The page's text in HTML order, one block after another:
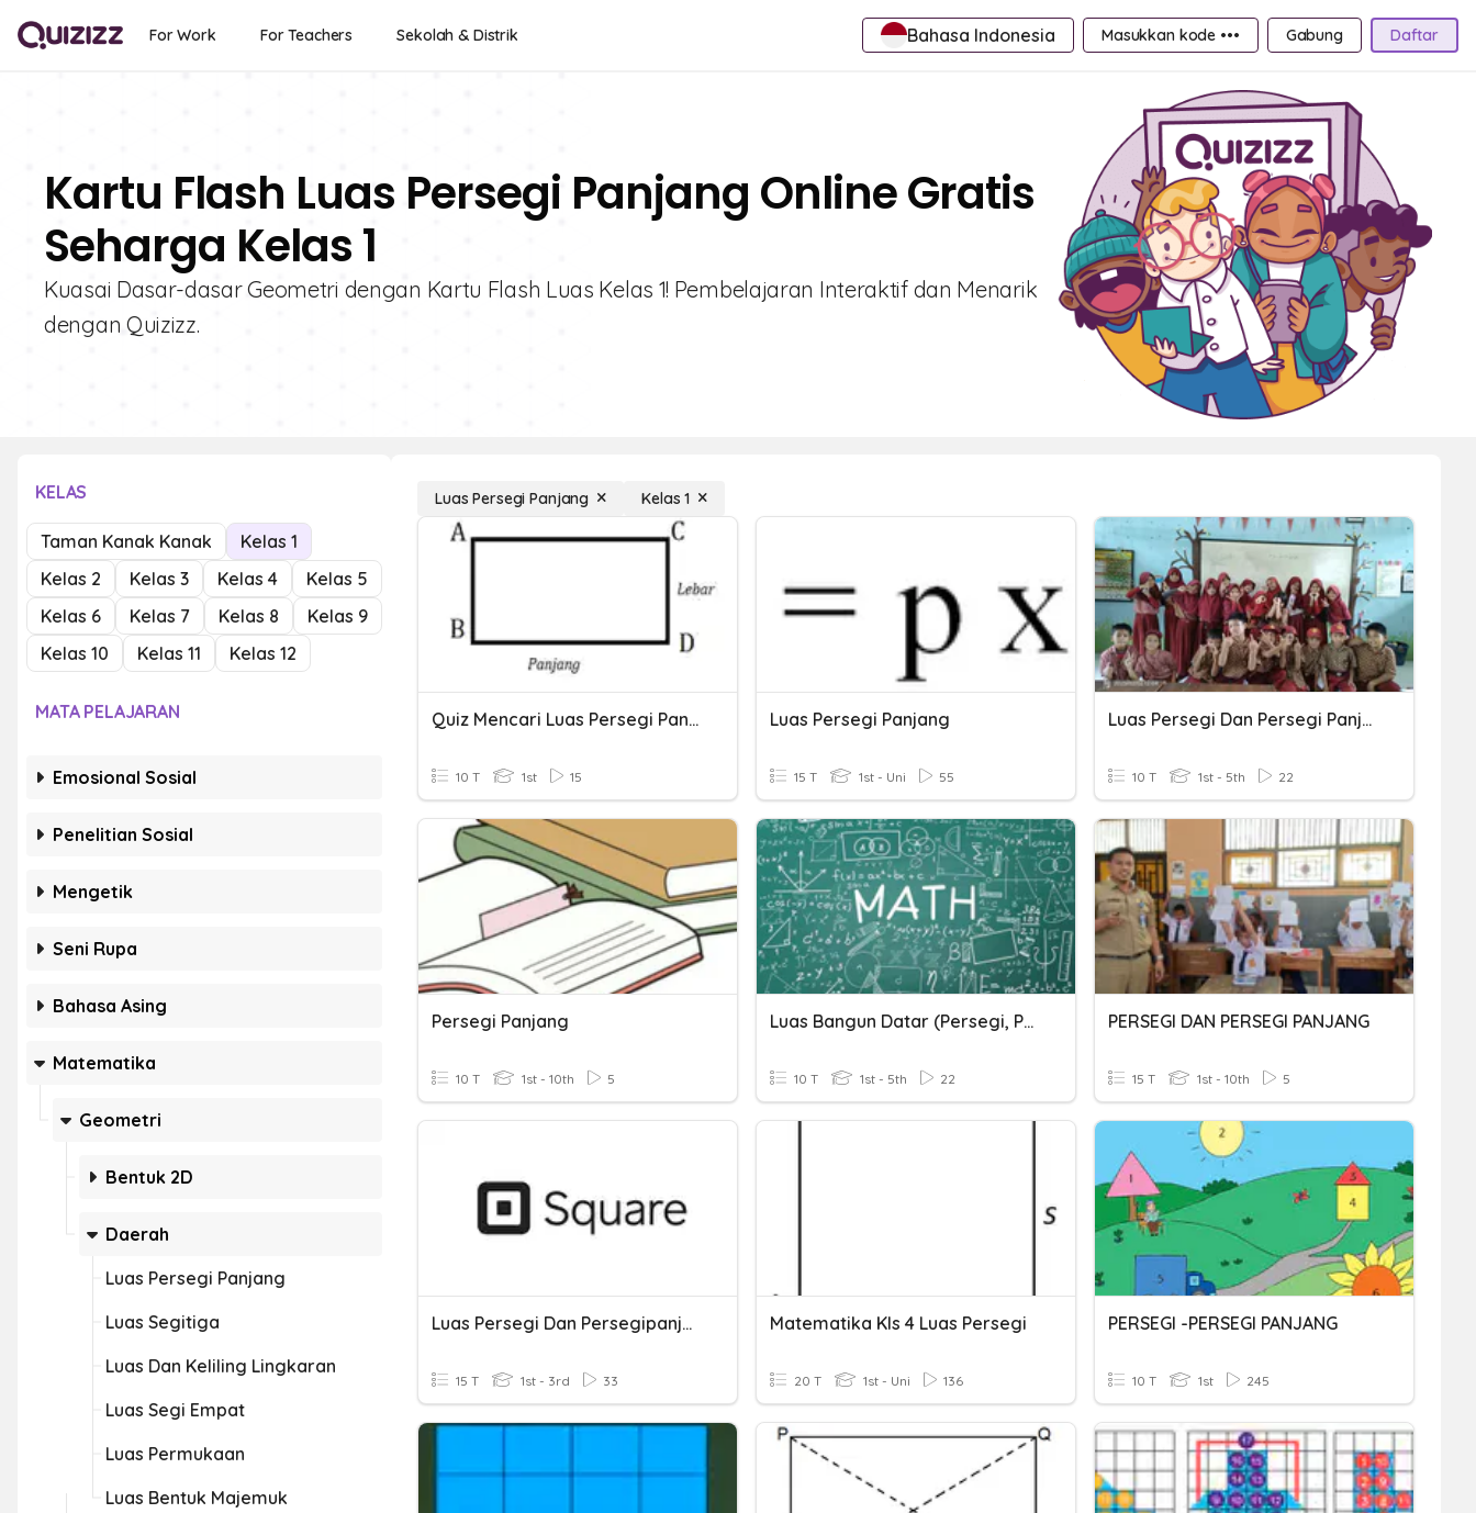
For Work For Teachers Sekolah & Distrik Bahasa Indonesia Masukkan kode ••• Gabung Daftar
Kartu Flash Luas Persegi Panjang Online Gratis
Seharga Kelas 1
Kuasai Dasar-dasar Geometri dengan Kartu Flash Luas Kelas 1! Pembelajaran Interaktif dan Menarik
dengan Quizizz.
KELAS
Taman Kanak Kanak
Kelas 1
Kelas 2
Kelas 3 Kelas 4
Kelas 5
Kelas 6
Kelas 7 Kelas 8
Kelas 9
Kelas 10
Kelas 11 Kelas 12
MATA PELAJARAN
Emosional Sosial
Penelitian Sosial
Mengetik
Seni Rupa
Bahasa Asing
Matematika
Geometri
Bentuk 2D
Daerah
Luas Persegi Panjang
Luas Segitiga
Luas Dan Keliling Lingkaran
Luas Segi Empat
Luas Permukaan
Luas Bentuk Majemuk
Luas Persegi Panjang Kelas 1
Quiz Mencari Luas Persegi Panjang
10 T 1st 15
Luas Persegi Panjang
15 T 1st - Uni 55
Luas Persegi Dan Persegi Panjang
10 T 1st - 5th 22
Persegi Panjang
10 T 1st - 10th 5
Luas Bangun Datar (persegi, Persegi Panjang, Segitiga)
10 T 1st - 5th 22
PERSEGI DAN PERSEGI PANJANG
15 T 1st - 10th 5
Luas Persegi Dan Persegipanjang
15 T 1st - 3rd 33
Matematika Kls 4 Luas Persegi
20 T 1st - Uni 136
PERSEGI -PERSEGI PANJANG
10 T 1st 245